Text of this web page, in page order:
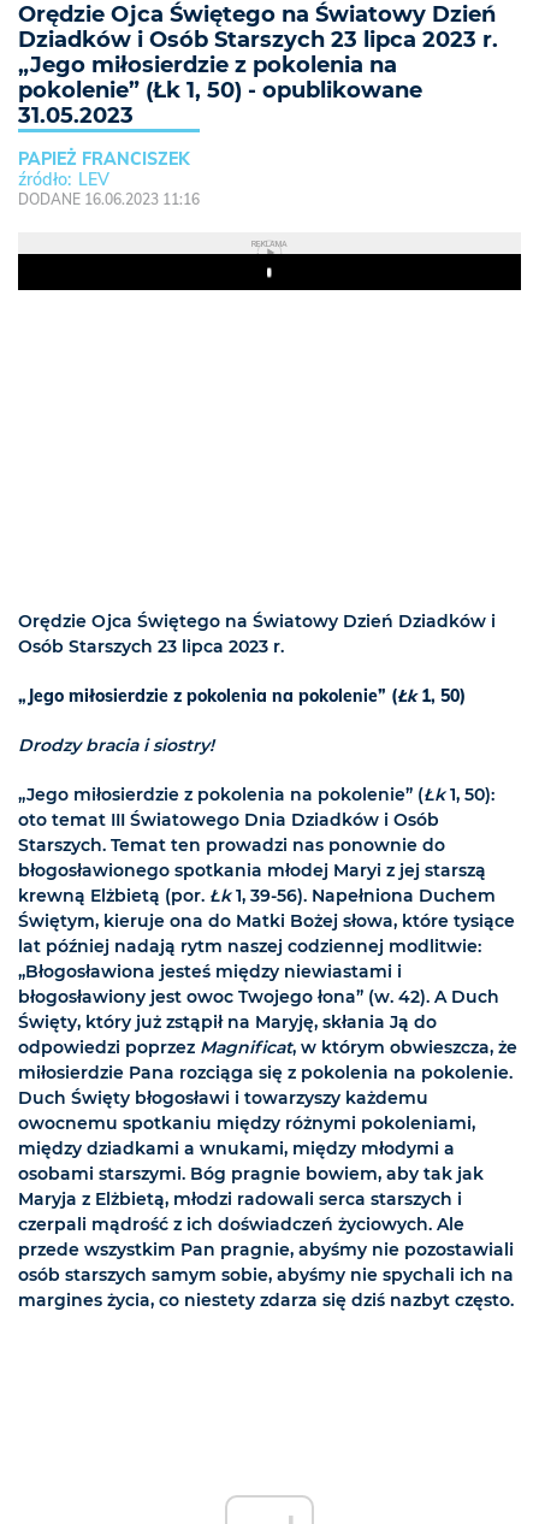
Orędzie Ojca Świętego na Światowy Dzień
Dziadków i Osób Starszych 23 lipca 2023 r.
„Jego miłosierdzie z pokolenia na
pokolenie” (Łk 1, 50) - opublikowane
31.05.2023
PAPIEŻ FRANCISZEK
LEV
DODANE 16.06.2023 11:16
REKLAMA
Play
Orędzie Ojca Świętego na Światowy Dzień Dziadków i
Osób Starszych 23 lipca 2023 r.
„Jego miłosierdzie z pokolenia na pokolenie” (Łk1, 50)
Drodzy bracia i siostry!
„Jego miłosierdzie z pokolenia na pokolenie” (Łk1, 50):
oto temat III Światowego Dnia Dziadków i Osób
Starszych. Temat ten prowadzi nas ponownie do
błogosławionego spotkania młodej Maryi z jej starszą
krewną Elżbietą (por. Łk1, 39-56). Napełniona Duchem
Świętym, kieruje ona do Matki Bożej słowa, które tysiące
lat później nadają rytm naszej codziennej modlitwie:
„Błogosławiona jesteś między niewiastami i
błogosławiony jest owoc Twojego łona” (w. 42). A Duch
Święty, który już zstąpił na Maryję, skłania Ją do
odpowiedzi poprzez Magnificat, w którym obwieszcza, że
miłosierdzie Pana rozciąga się z pokolenia na pokolenie.
Duch Święty błogosławi i towarzyszy każdemu
owocnemu spotkaniu między różnymi pokoleniami,
między dziadkami a wnukami, między młodymi a
osobami starszymi. Bóg pragnie bowiem, aby tak jak
Maryja z Elżbietą, młodzi radowali serca starszych i
czerpali mądrość z ich doświadczeń życiowych. Ale
przede wszystkim Pan pragnie, abyśmy nie pozostawiali
osób starszych samym sobie, abyśmy nie spychali ich na
margines życia, co niestety zdarza się dziś nazbyt często.